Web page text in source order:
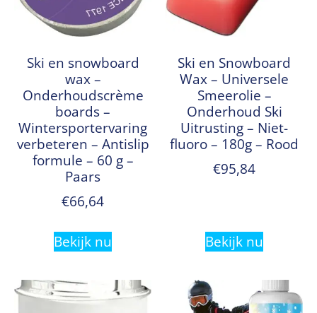
Ski en snowboard
wax –
Onderhoudscrème
boards –
Wintersportervaring
verbeteren – Antislip
formule – 60 g –
Paars
€66,64
Bekijk nu
Ski en Snowboard
Wax – Universele
Smeerolie –
Onderhoud Ski
Uitrusting – Niet-
fluoro – 180g – Rood
€95,84
Bekijk nu